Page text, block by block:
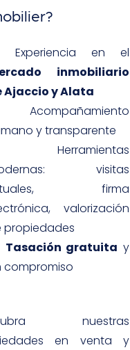
Experiencia en el
inmobiliario
Ajaccio y Alata
Acompañamiento
y transparente
Herramientas
visitas
firma
valorización
propiedades
Tasación gratuita y
compromiso
nuestras
en venta y